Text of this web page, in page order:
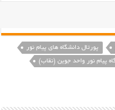
پورتال دانشگاه های پیام نور
پیام نور واحد جوين (نقاب)